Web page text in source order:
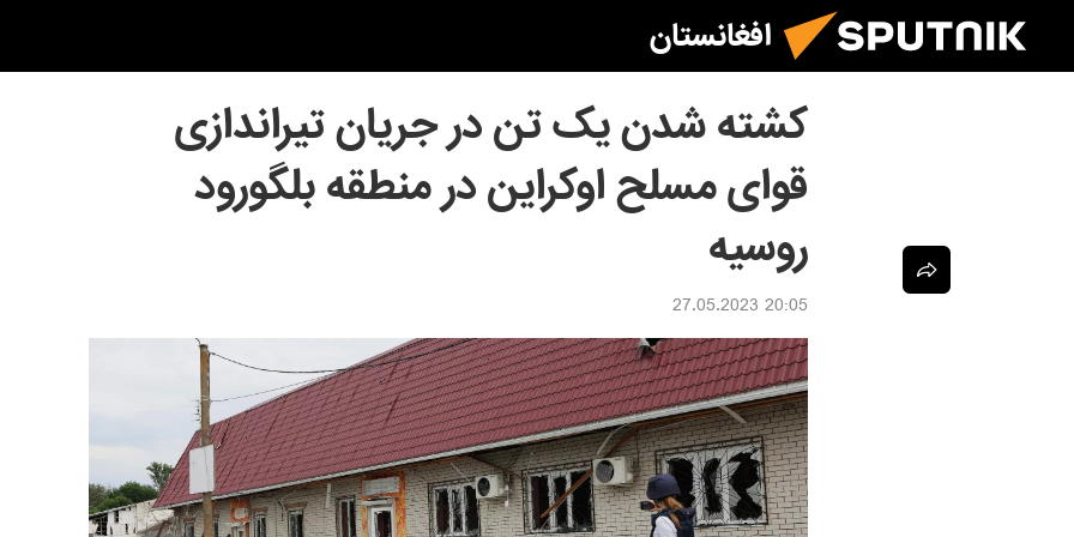
افغانستان
کشته شدن یک تن در جریان تیراندازی
قوای مسلح اوکراین در منطقه بلگورود
روسیه
20:05 27.05.2023